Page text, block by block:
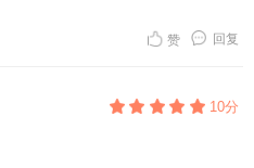
回复
赞
10分